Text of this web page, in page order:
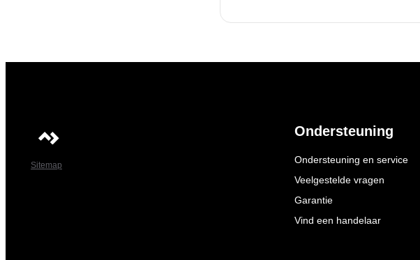
Sitemap
Ondersteuning
Ondersteuning en service
Veelgestelde vragen
Garantie
Vind een handelaar